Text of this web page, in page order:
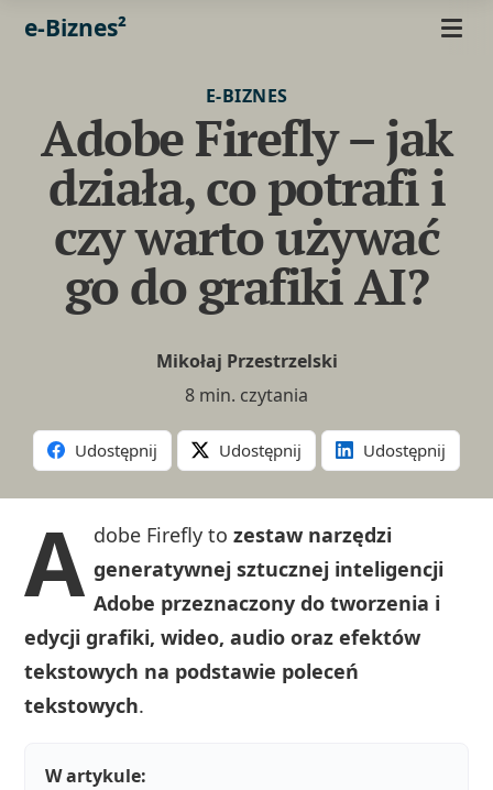
e-Biznes²
E-BIZNES
Adobe Firefly – jak
działa, co potrafi i
czy warto używać
go do grafiki AI?
Mikołaj Przestrzelski
8 min. czytania
Udostępnij Udostępnij Udostępnij
A dobe Firefly tozestaw narzędzi
generatywnej sztucznej inteligencji
Adobe przeznaczony do tworzenia i
edycji grafiki, wideo, audio oraz efektów
tekstowych na podstawie poleceń
tekstowych.
W artykule: